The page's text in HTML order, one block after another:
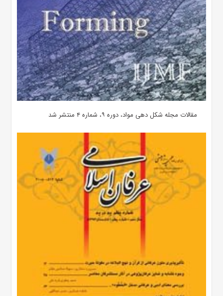
مقالات مجله شکل دهی مواد، دوره ۹، شماره ۴ منتشر شد